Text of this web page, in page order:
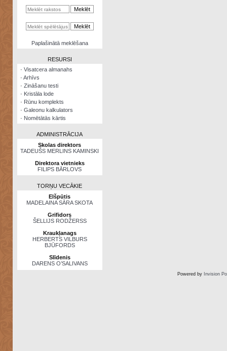
kalkulators
NomētātāsPaplašinātā meklēšana
RESURSI
· Visatcera almanahs
· Arhīvs
· Zināšanu testi
· Kristāla lode
· Rūnu komplekts
· Galeonu kalkulators
· Nomētātās kārtis
ADMINISTRĀCIJA
Skolas direktors
TADEUŠS MERLINS KAMINSKI
Direktora vietnieks
FILIPS BĀRLOVS
TORŅU VECĀKIE
Elšpūtis
MADELAINA SĀRA SKOTA
Grifidors
ŠELLIJS RODŽERSS
Kraukļanags
HERBERTS VILBURS
BJŪFORDS
Slīdenis
DARENS O’SALIVANS
Powered by Invision